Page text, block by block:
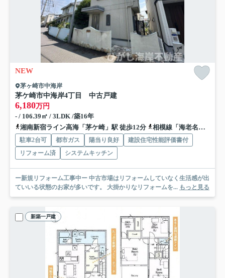
NEW
茅ヶ崎市中海岸
茅ケ崎市中海岸4丁目 中古戸建
6,180万円
- / 106.39㎡ / 3LDK /築16年
湘南新宿ライン高海「茅ケ崎」駅 徒歩12分
相模線「海老名」駅 徒歩23分
駐車2台可 都市ガス 陽当り良好
建設住宅性能評価書付
リフォーム済
システムキッチン
ー新規リフォーム工事中ー 中古市場はリフォームしていなく生活感が出
ていいる状態のお家が多いです。 大掛かりなリフォームを... もっと見る
新築一戸建